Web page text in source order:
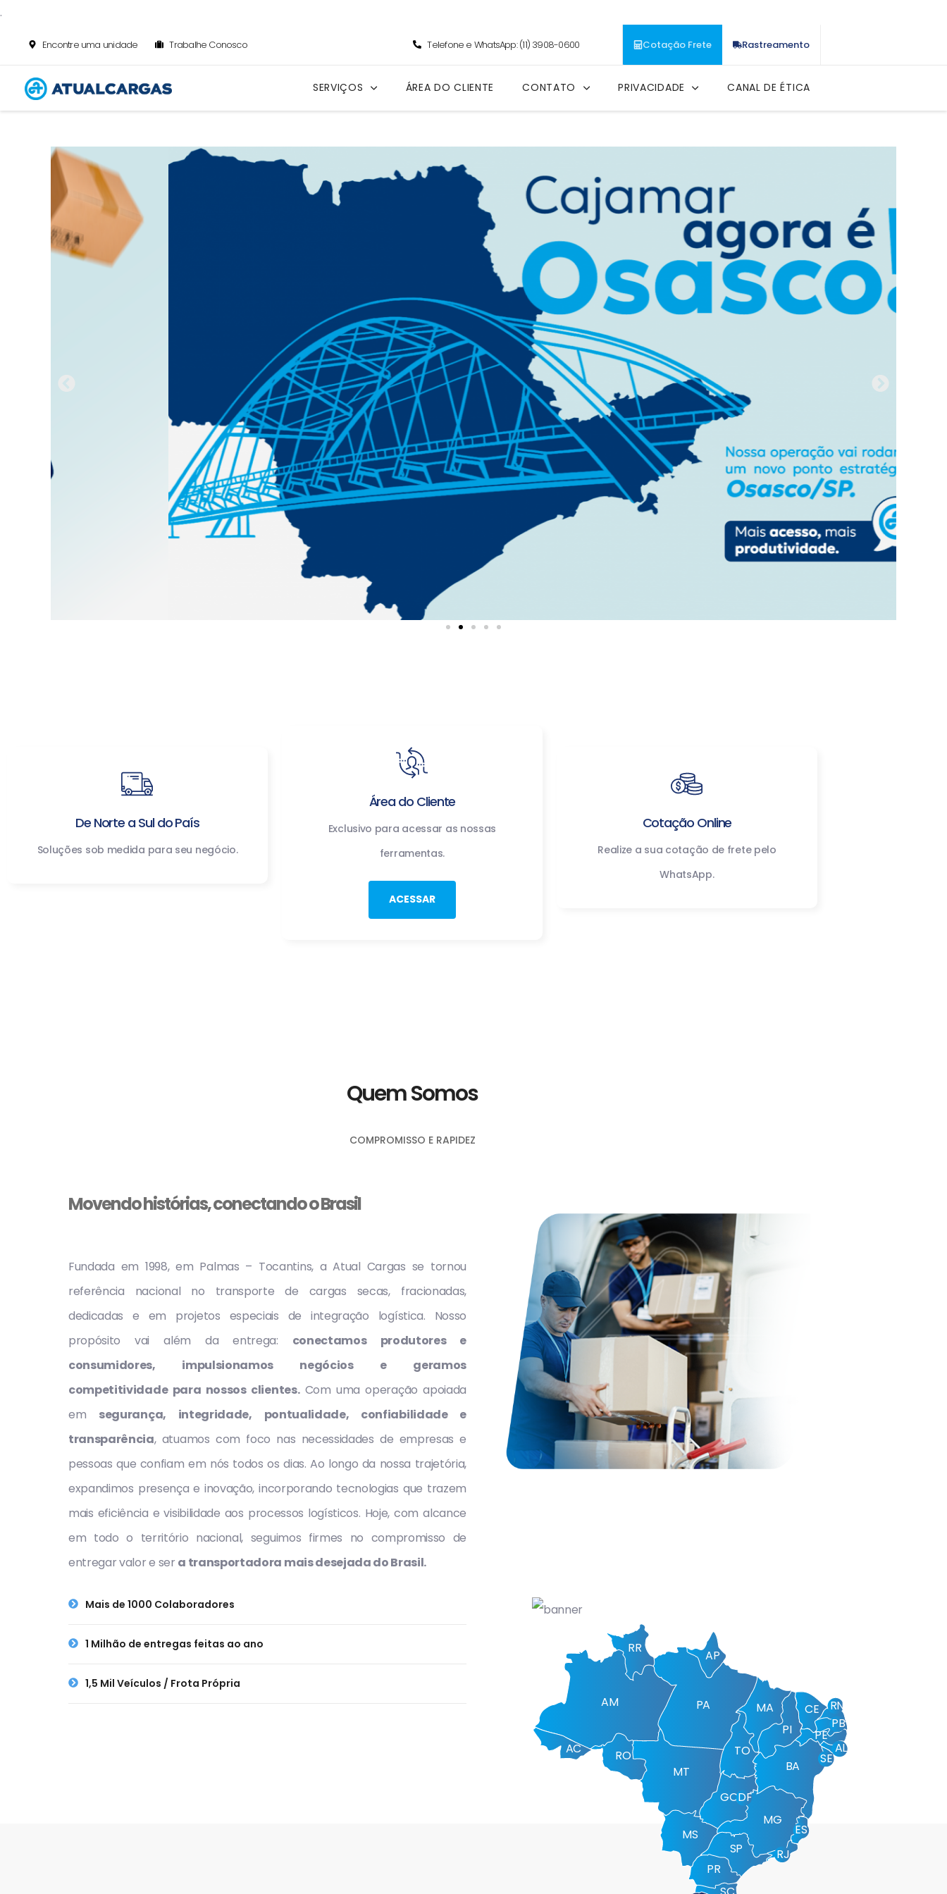
.
Encontre uma unidade Trabalhe Conosco Telefone e WhatsApp: (11) 3908-0600 Cotação Frete Rastreamento
SERVIÇOS ÁREA DO CLIENTE CONTATO PRIVACIDADE CANAL DE ÉTICA
De Norte a Sul do País
Soluções sob medida para seu negócio.
Área do Cliente
Exclusivo para acessar as nossas
ferramentas.
ACESSAR
Cotação Online
Realize a sua cotação de frete pelo
WhatsApp.
Quem Somos
COMPROMISSO E RAPIDEZ
Movendo histórias, conectando o Brasil
Fundada em 1998, em Palmas – Tocantins, a Atual Cargas se tornou
referência nacional no transporte de cargas secas, fracionadas,
dedicadas e em projetos especiais de integração logística. Nosso
propósito vai além da entrega: conectamos produtores e
consumidores, impulsionamos negócios e geramos
competitividade para nossos clientes.Com uma operação apoiada
em segurança, integridade, pontualidade, confiabilidade e
transparência, atuamos com foco nas necessidades de empresas e
pessoas que confiam em nós todos os dias. Ao longo da nossa trajetória,
expandimos presença e inovação, incorporando tecnologias que trazem
mais eficiência e visibilidade aos processos logísticos. Hoje, com alcance
em todo o território nacional, seguimos firmes no compromisso de
entregar valor e ser a transportadora mais desejada do Brasil.
Mais de 1000 Colaboradores
1 Milhão de entregas feitas ao ano
1,5 Mil Veículos / Frota Própria
TO
BA
SE
PE
AL
RN
CE
PI
MA
AP
PA
RR
AM
AC
RO
MT
MS
GO
PR
SP
MG
RJ
ES
DF
PB